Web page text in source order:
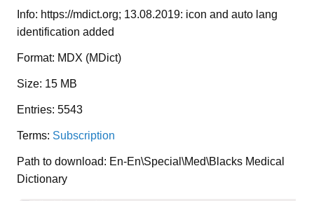
Info: https://mdict.org; 13.08.2019: icon and auto lang
identification added
Format: MDX (MDict)
Size: 15 MB
Entries: 5543
Terms: Subscription
Path to download: En-En\Special\Med\Blacks Medical
Dictionary